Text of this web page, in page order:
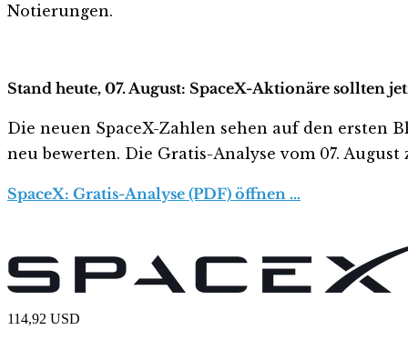
Notierungen.
Stand heute, 07. August: SpaceX-Aktionäre sollten
Die neuen SpaceX-Zahlen sehen auf den ersten
neu bewerten. Die Gratis-Analyse vom 07.
SpaceX: Gratis-Analyse (PDF) öffnen …
114,92 USD